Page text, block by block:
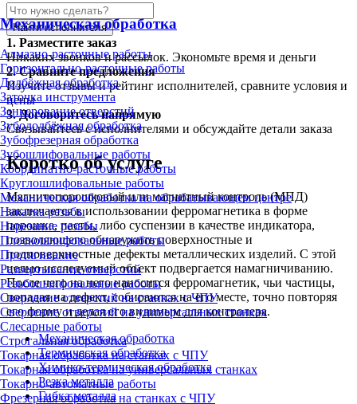
Механическая обработка
Алмазно-расточные работы
Горизонтально-расточные работы
Долбёжная обработка
Заточка инструмента
Зенкерование отверстий
Зубодолбёжная обработка
Зубофрезерная обработка
Зубошлифовальные работы
Координатно-расточные работы
Круглошлифовальные работы
Механическая обработка на обрабатывающем центре
Накатка резьбы
Нарезание резьбы
Плоскошлифовальные работы
Протягивание
Развертывание отверстий
Резьбошлифовальные работы
Сверление отверстий на станках с ЧПУ
Сверление отверстий на универсальных станках
Слесарные работы
Строгальная обработка
Токарная обработка на станках с ЧПУ
Токарная обработка на универсальных станках
Токарно-автоматные работы
Фрезерная обработка на станках с ЧПУ
Найти исполнителя
1. Разместите заказ
Никаких звонков и рассылок. Экономьте время и деньги
2.Сравните предложения
Изучите отзывы и рейтинг исполнителей, сравните условия и
цены
3.Договоритесь напрямую
Связывайтесь с исполнителями и обсуждайте детали заказа
Коротко об услуге
Магнитопорошковый или магнитный контроль (МПД)
заключается в использовании ферромагнетика в форме
порошка, пасты, либо суспензии в качестве индикатора,
позволяющего обнаружить поверхностные и
подповерхностные дефекты металлических изделий. С этой
целью исследуемый объект подвергается намагничиванию.
После чего на него наносится ферромагнетик, чьи частицы,
попадая на дефект, собираются на его месте, точно повторяя
его форму и делая его видимым для контролера.
Механическая обработка
Термическая обработка
Химико-термическая обработка
Резка металла
Гибка металла